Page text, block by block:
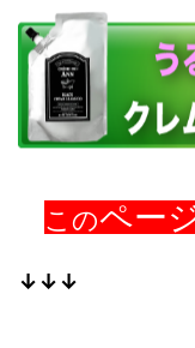
このペー
↓↓↓